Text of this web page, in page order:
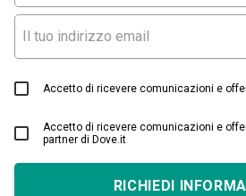
Accetto di ricevere comunicazioni e
Accetto di ricevere comunicazioni e
partner di Dove.it
RICHIEDI